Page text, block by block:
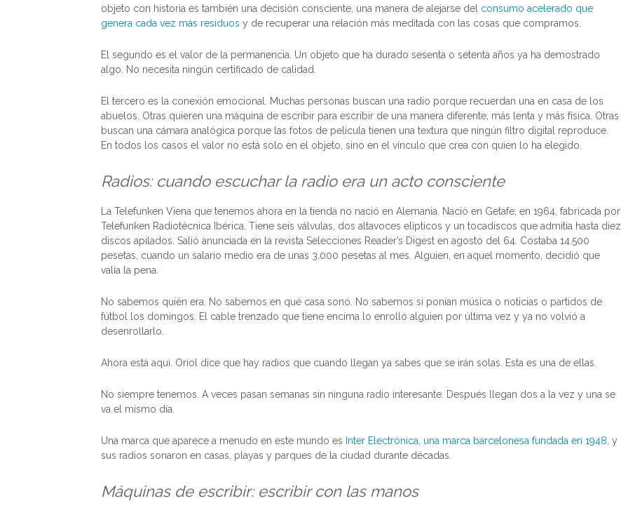
objeto con historia es también una decisión consciente, una manera de alejarse del consumo acelerado que
genera cada vez más residuos y de recuperar una relación más meditada con las cosas que compramos.
El segundo es el valor de la permanencia. Un objeto que ha durado sesenta o setenta años ya ha demostrado
algo. No necesita ningún certificado de calidad.
El tercero es la conexión emocional. Muchas personas buscan una radio porque recuerdan una en casa de los
abuelos. Otras quieren una máquina de escribir para escribir de una manera diferente, más lenta y más física. Otras
buscan una cámara analógica porque las fotos de película tienen una textura que ningún filtro digital reproduce.
En todos los casos el valor no está solo en el objeto, sino en el vínculo que crea con quien lo ha elegido.
Radios: cuando escuchar la radio era un acto consciente
La Telefunken Viena que tenemos ahora en la tienda no nació en Alemania. Nació en Getafe, en 1964, fabricada por
Telefunken Radiotécnica Ibérica. Tiene seis válvulas, dos altavoces elípticos y un tocadiscos que admitía hasta diez
discos apilados. Salió anunciada en la revista Selecciones Reader’s Digest en agosto del 64. Costaba 14.500
pesetas, cuando un salario medio era de unas 3.000 pesetas al mes. Alguien, en aquel momento, decidió que
valía la pena.
No sabemos quién era. No sabemos en qué casa sonó. No sabemos si ponían música o noticias o partidos de
fútbol los domingos. El cable trenzado que tiene encima lo enrolló alguien por última vez y ya no volvió a
desenrollarlo.
Ahora está aquí. Oriol dice que hay radios que cuando llegan ya sabes que se irán solas. Esta es una de ellas.
No siempre tenemos. A veces pasan semanas sin ninguna radio interesante. Después llegan dos a la vez y una se
va el mismo día.
Una marca que aparece a menudo en este mundo es Inter Electrónica, una marca barcelonesa fundada en 1948 , y
sus radios sonaron en casas, playas y parques de la ciudad durante décadas.
Máquinas de escribir: escribir con las manos